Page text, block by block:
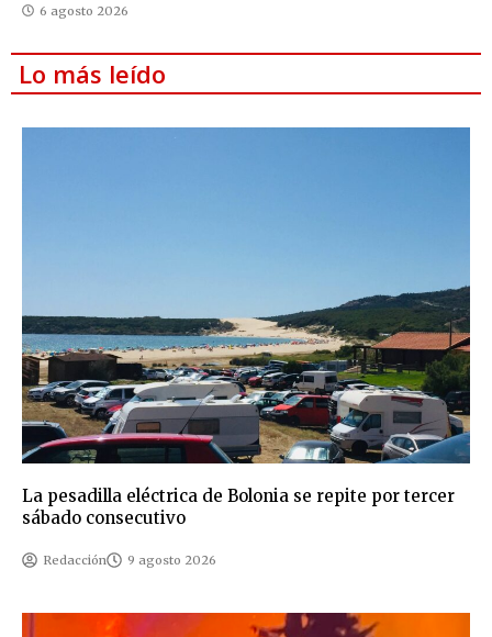
6 agosto 2026
Lo más leído
La pesadilla eléctrica de Bolonia se repite por tercer
sábado consecutivo
Redacción 9 agosto 2026